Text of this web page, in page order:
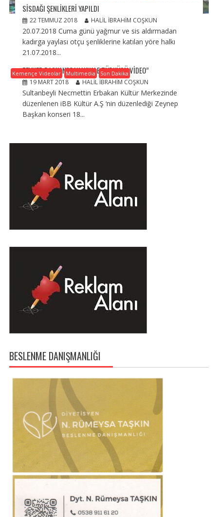
SISDAĞI ŞENLIKLERI YAPILDI
22 TEMMUZ 2018 HALIL İBRAHIM COŞKUN
20.07.2018 Cuma günü yağmur ve sis aldırmadan
kadırga yaylası otçu şenliklerine katılan yöre halkı
21.07.2018...
Kemençe Videolar Multimedia Son Dakika
ZEYNEP BASKAN”ÇANAKKALE TÜRKÜSÜ VIDEO”
19 MART 2018 HALIL İBRAHIM COŞKUN
Sultanbeyli Necmettin Erbakan Kültür Merkezinde
düzenlenen iBB Kültür A.Ş ‘nin düzenlediği Zeynep
Başkan konseri 18...
BESLENME DANIŞMANLIĞI